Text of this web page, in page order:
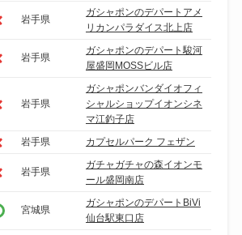
岩手県
ガシャポンのデパートアメ
リカンパラダイス北上店
岩手県
ガシャポンのデパート駿河
屋盛岡MOSSビル店
岩手県
ガシャポンバンダイオフィ
シャルショップイオンシネ
マ江釣子店
岩手県 カプセルパーク フェザン
岩手県
ガチャガチャの森イオンモ
ール盛岡南店
宮城県
ガシャポンのデパートBiVi
仙台駅東口店